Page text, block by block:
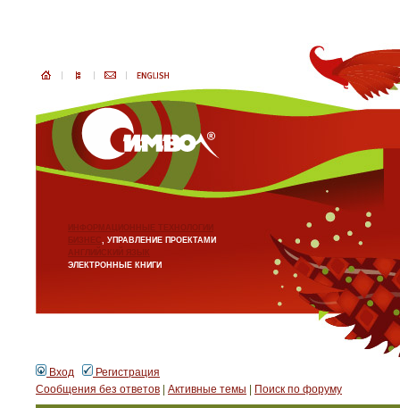
ИНФОРМАЦИОННЫЕ ТЕХНОЛОГИИ
БИЗНЕС, УПРАВЛЕНИЕ ПРОЕКТАМИ
АНГЛИЙСКИЙ ЯЗЫК
ЭЛЕКТРОННЫЕ КНИГИ
Вход
Регистрация
Сообщения без ответов
Активные темы Поиск по форуму